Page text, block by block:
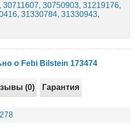
30711607, 30750903, 31219176,
31330784, 31330943,
о Febi Bilstein 173474
(0) Гарантия